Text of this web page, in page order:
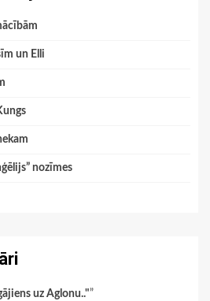
un Elli
nozīmes
uz Aglonu.."”